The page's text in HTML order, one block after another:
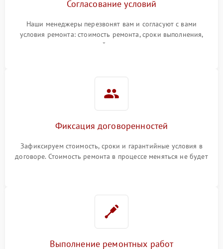
Согласование условий
Наши менеджеры перезвонят вам и согласуют с вами
условия ремонта: стоимость ремонта, сроки выполнения,
гарантийные условия
Фиксация договоренностей
Зафиксируем стоимость, сроки и гарантийные условия в
договоре. Стоимость ремонта в процессе меняться не будет
Выполнение ремонтных работ